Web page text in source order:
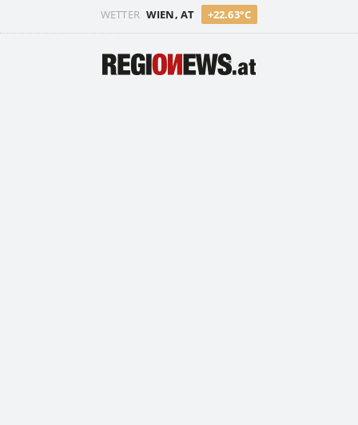
WETTER WIEN, AT +22.63°C